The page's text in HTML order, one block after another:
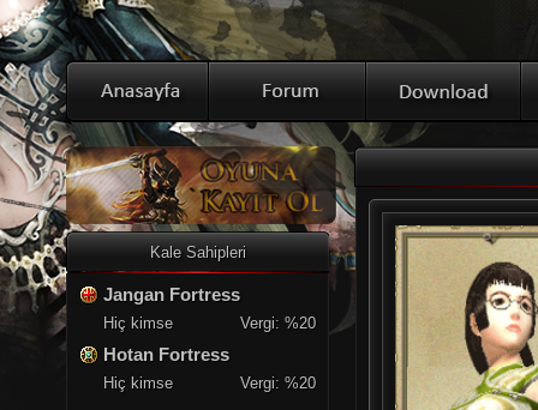
Kale Sahipleri
Jangan Fortress
Hiç kimse Vergi: %20
Hotan Fortress
Hiç kimse Vergi: %20